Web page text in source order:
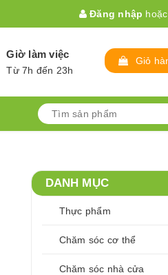
Đăng nhập hoặc
Giờ làm việc
Từ 7h đến 23h
Giỏ
DANH MỤC
Thực phẩm
Chăm sóc cơ thể
Chăm sóc nhà cửa